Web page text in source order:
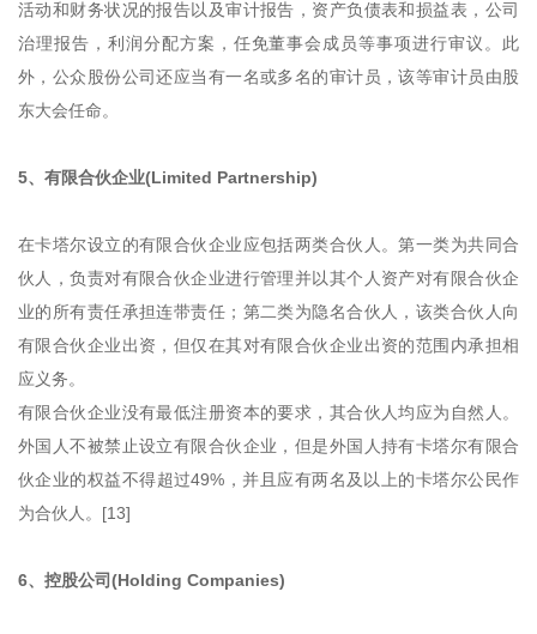
活动和财务状况的报告以及审计报告，资产负债表和损益表，公司
治理报告，利润分配方案，任免董事会成员等事项进行审议。此
外，公众股份公司还应当有一名或多名的审计员，该等审计员由股
东大会任命。
5、有限合伙企业(Limited Partnership)
在卡塔尔设立的有限合伙企业应包括两类合伙人。第一类为共同合
伙人，负责对有限合伙企业进行管理并以其个人资产对有限合伙企
业的所有责任承担连带责任；第二类为隐名合伙人，该类合伙人向
有限合伙企业出资，但仅在其对有限合伙企业出资的范围内承担相
应义务。
有限合伙企业没有最低注册资本的要求，其合伙人均应为自然人。
外国人不被禁止设立有限合伙企业，但是外国人持有卡塔尔有限合
伙企业的权益不得超过49%，并且应有两名及以上的卡塔尔公民作
为合伙人。[13]
6、控股公司(Holding Companies)